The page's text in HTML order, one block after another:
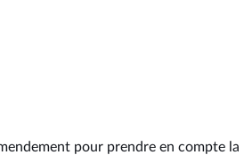
pour prendre en compte la